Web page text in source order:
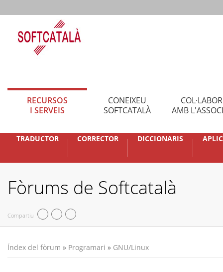
RECURSOS
I SERVEIS
CONEIXEU
SOFTCATALÀ
AMB
TRADUCTOR CORRECTOR DICCIONARIS
Fòrums de Softcatalà
Compartiu
Índex del fòrum » Programari » GNU/Linux